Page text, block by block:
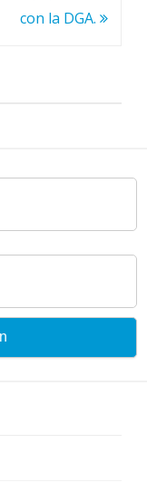
con la DGA.